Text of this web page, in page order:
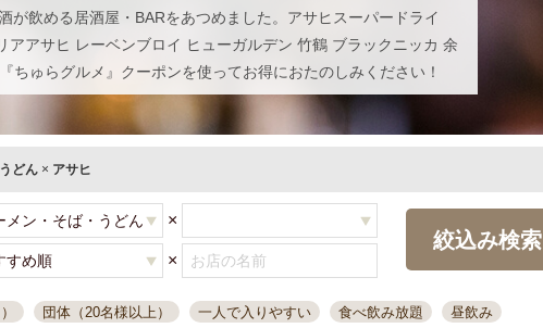
が飲める居酒屋・BARをあつめました。アサヒスーパードライ
アアサヒ レーベンブロイ ヒューガルデン 竹鶴 ブラックニッカ 余
ちゅらグルメ』クーポンを使ってお得におたのしみください！
どん × アサヒ
×
×
絞込み検索
団体（20名様以上） 一人で入りやすい 食べ飲み放題
昼飲み